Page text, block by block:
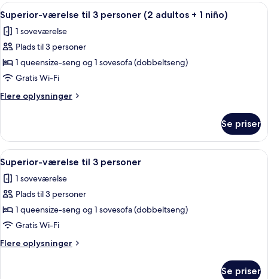
Indlæs
alle
billeder
af
Superior-
værelse
til
3
(2
adultos
+
niño)
Pengeskab på værelset, skrivebord,
5
Superior-værelse til 3 personer (2 adultos + 1 niño)
1 soveværelse
Plads til 3 personer
1 queensize-seng og 1 sovesofa (dobbeltseng)
Gratis Wi-Fi
Flere oplysninger
Flere
værelse
til
3
personer
(2
adultos
niño)
Se priser
Indlæs
alle
billeder
af
Superior-
værelse
til
3
Pengeskab på værelset, skrivebord,
5
Superior-værelse til 3 personer
1 soveværelse
Plads til 3 personer
1 queensize-seng og 1 sovesofa (dobbeltseng)
Gratis Wi-Fi
Flere oplysninger
Flere
Se priser